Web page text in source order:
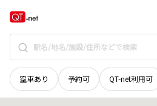
空車あり 予約可 QT-net利用可
岩手県